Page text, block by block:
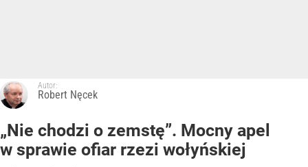
Autor:
Robert Nęcek
„Nie chodzi o zemstę”. Mocny apel
w sprawie ofiar rzezi wołyńskiej